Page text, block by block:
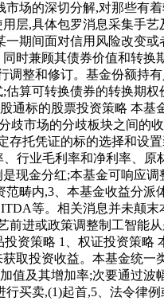
场的深切分解,对那些有
层,具体包罗消息采集手
期间面对信用风险改变
时兼顾其债券价值和转
整和修订。基金份额
算可转换债券的转换期
通标的股票投资策略 本
市场的分歧板块之间
托凭证的标的选择和设
行业毛利率和净利率、
现金分红;本基金可响应
畴内,3、本基金收益分
等。相关消息并未颠
进或政策调整制工智
资策略 1、权证投资策
取投资收益。本基金统
及其增加率;次要通过
买卖,(1)起首,5、法令